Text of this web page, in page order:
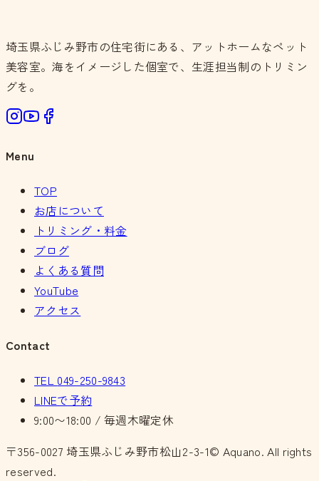
埼玉県ふじみ野市の住宅街にある、アットホームなペット
美容室。海をイメージした個室で、生涯担当制のトリミン
グを。
Menu
TOP
お店について
トリミング・料金
ブログ
よくある質問
YouTube
アクセス
Contact
TEL 049-250-9843
LINEで予約
9:00〜18:00 / 毎週木曜定休
〒356-0027 埼玉県ふじみ野市松山2-3-1© Aquano. All rights
reserved.